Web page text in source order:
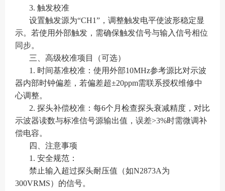
3. 触发校准
设置触发源为“CH1”，调整触发电平使波形稳定显
示。若使用外部触发，需确保触发信号与输入信号相位
同步。
三、高级校准项目（可选）
1. 时间基准校准：使用外部10MHz参考源比对示波
器内部时钟偏差，若偏差超±20ppm需联系授权维修中
心调整。
2. 探头补偿校准：每6个月检查探头衰减精度，对比
示波器读数与标准信号源输出值，误差>3%时需微调补
偿电容。
四、注意事项
1. 安全规范：
禁止输入超过探头耐压值（如N2873A为
300VRMS）的信号。